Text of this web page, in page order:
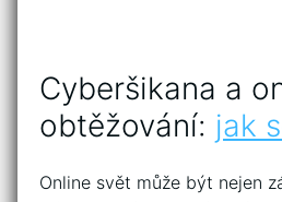
Cyberšikana a
obtěžování: jak
Online svět může být nejen